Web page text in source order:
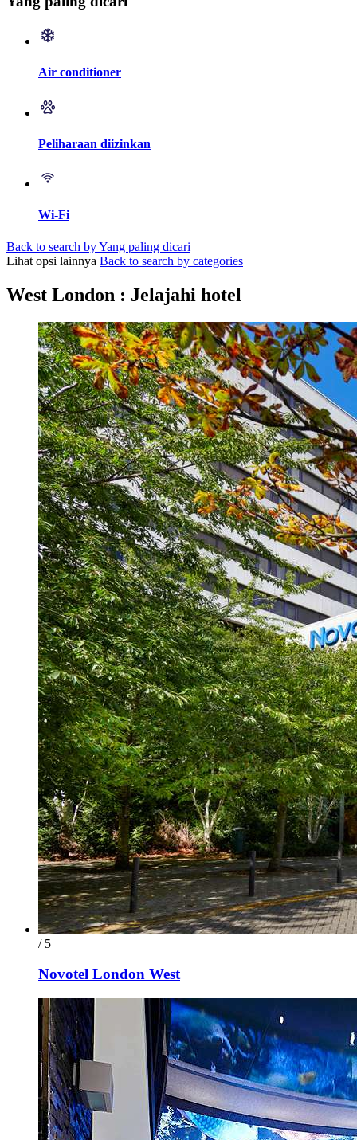
Air conditioner
Peliharaan diizinkan
Wi-Fi
Back to search by Yang paling dicari
Lihat opsi lainnya Back to search by categories
West London : Jelajahi hotel
/ 5
Novotel London West